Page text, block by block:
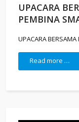
UPACARA
PEMBINA
UPACARA
Read more …